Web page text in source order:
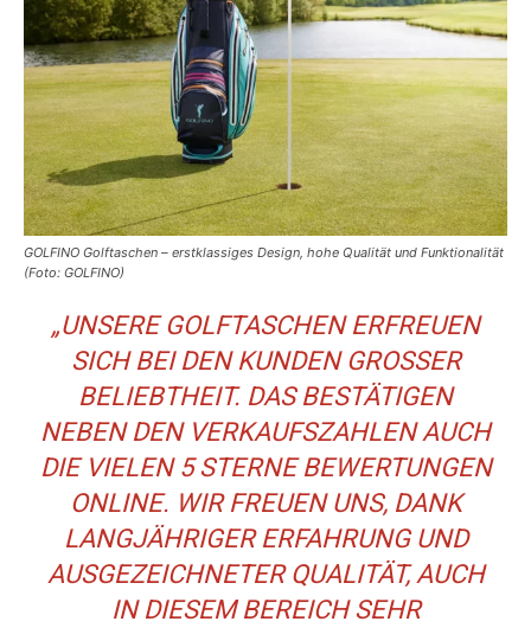
GOLFINO Golftaschen – erstklassiges Design, hohe Qualität und Funktionalität
(Foto: GOLFINO)
„UNSERE GOLFTASCHEN ERFREUEN
SICH BEI DEN KUNDEN GROSSER B
ELIEBTHEIT. DAS BESTÄTIGEN N
EBEN DEN VERKAUFSZAHLEN AUCH D
IE VIELEN 5 STERNE BEWERTUNGEN O
NLINE. WIR FREUEN UNS, DANK L
ANGJÄHRIGER ERFAHRUNG UND A
USGEZEICHNETER QUALITÄT, AUCH I
N DIESEM BEREICH SEHR K